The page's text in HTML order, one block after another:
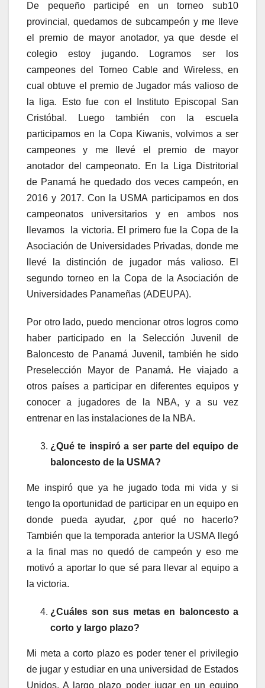
De pequeño participé en un torneo sub10
provincial, quedamos de subcampeón y me lleve
el premio de mayor anotador, ya que desde el
colegio estoy jugando. Logramos ser los
campeones del Torneo Cable and Wireless, en
cual obtuve el premio de Jugador más valioso de
la liga. Esto fue con el Instituto Episcopal San
Cristóbal. Luego también con la escuela
participamos en la Copa Kiwanis, volvimos a ser
campeones y me llevé el premio de mayor
anotador del campeonato. En la Liga Distritorial
de Panamá he quedado dos veces campeón, en
2016 y 2017. Con la USMA participamos en dos
campeonatos universitarios y en ambos nos
llevamos la victoria. El primero fue la Copa de la
Asociación de Universidades Privadas, donde me
llevé la distinción de jugador más valioso. El
segundo torneo en la Copa de la Asociación de
Universidades Panameñas (ADEUPA).
Por otro lado, puedo mencionar otros logros como
haber participado en la Selección Juvenil de
Baloncesto de Panamá Juvenil, también he sido
Preselección Mayor de Panamá. He viajado a
otros países a participar en diferentes equipos y
conocer a jugadores de la NBA, y a su vez
entrenar en las instalaciones de la NBA.
¿Qué te inspiró a ser parte del equipo de
baloncesto de la USMA?
Me inspiró que ya he jugado toda mi vida y si
tengo la oportunidad de participar en un equipo en
donde pueda ayudar, ¿por qué no hacerlo?
También que la temporada anterior la USMA llegó
a la final mas no quedó de campeón y eso me
motivó a aportar lo que sé para llevar al equipo a
la victoria.
¿Cuáles son sus metas en baloncesto a
corto y largo plazo?
Mi meta a corto plazo es poder tener el privilegio
de jugar y estudiar en una universidad de Estados
Unidos. A largo plazo poder jugar en un equipo